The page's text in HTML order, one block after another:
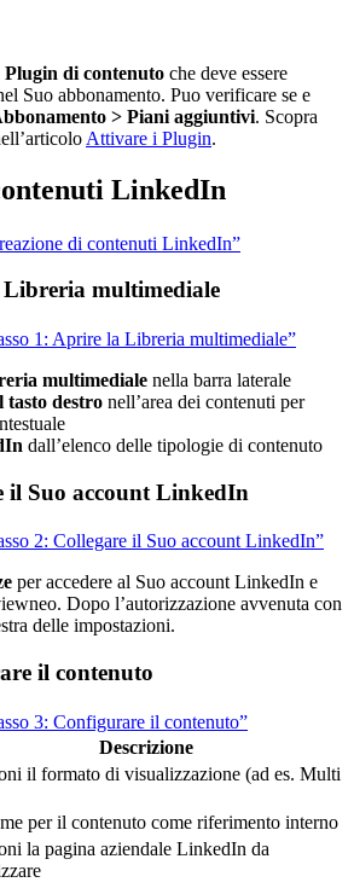
Plugin di contenuto che deve essere
Suo abbonamento. Puo verificare se e
> Piani aggiuntivi. Scopra
Attivare i Plugin.
LinkedIn
di contenuti LinkedIn”
Libreria multimediale
1: Aprire la Libreria multimediale”
multimediale nella barra laterale
tasto destro nell’area dei contenuti per
dall’elenco delle tipologie di contenuto
il Suo account LinkedIn
2: Collegare il Suo account LinkedIn”
per accedere al Suo account LinkedIn e
Dopo l’autorizzazione avvenuta con
delle impostazioni.
il contenuto
3: Configurare il contenuto”
Descrizione
il formato di visualizzazione (ad es. Multi
per il contenuto come riferimento interno
la pagina aziendale LinkedIn da